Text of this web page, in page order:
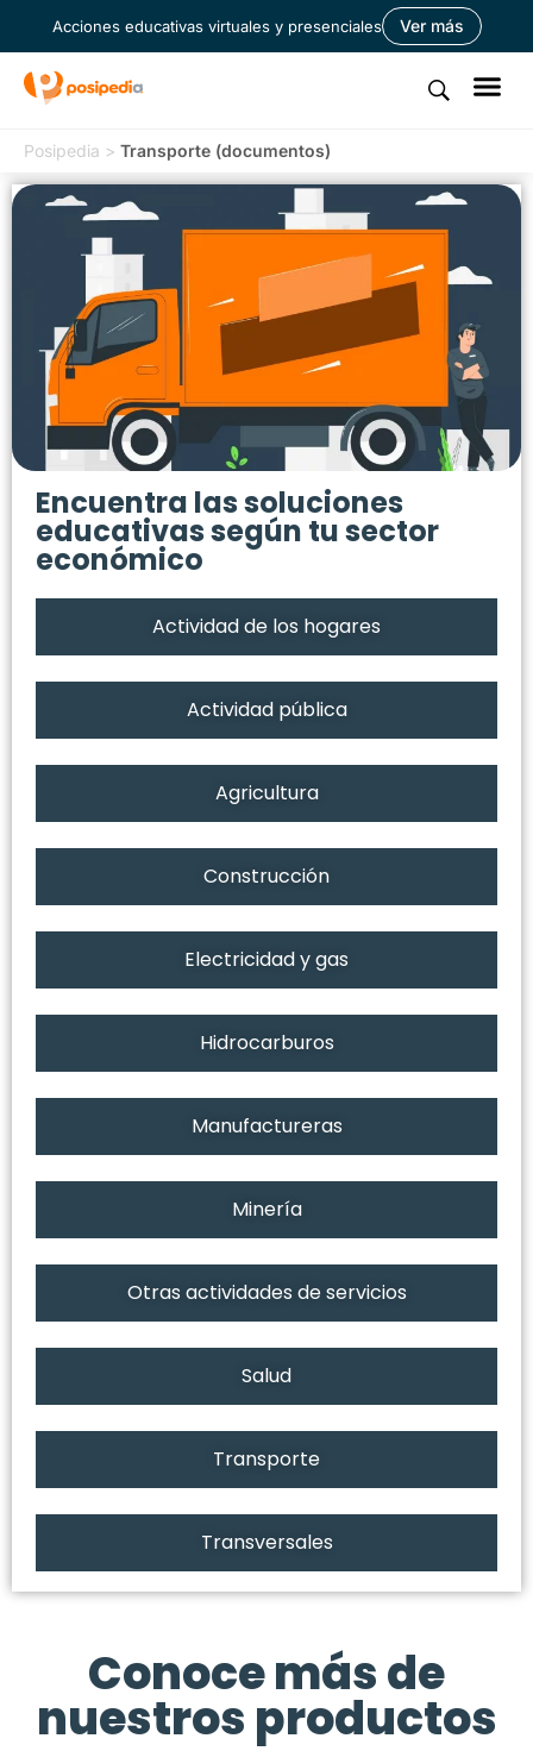
Acciones educativas virtuales y presenciales Ver más
Posipedia > Transporte (documentos)
Encuentra las soluciones
educativas según tu sector
económico
Actividad de los hogares
Actividad pública
Agricultura
Construcción
Electricidad y gas
Hidrocarburos
Manufactureras
Minería
Otras actividades de servicios
Salud
Transporte
Transversales
Conoce más de
nuestros productos